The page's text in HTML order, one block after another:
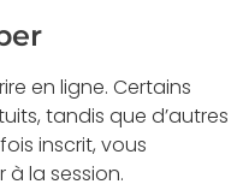
en ligne. Certains
tandis que d’autres
inscrit, vous
la session.